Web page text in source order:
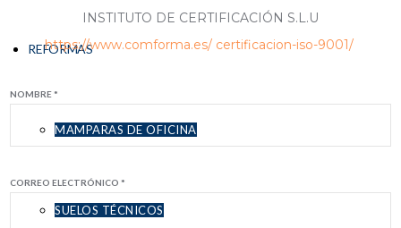
REFORMAS
MAMPARAS DE OFICINA
SUELOS TÉCNICOS
INSTITUTO DE CERTIFICACIÓN S.L.U
https://www.comforma.es/ certificacion-iso-9001/
NOMBRE *
CORREO ELECTRÓNICO *